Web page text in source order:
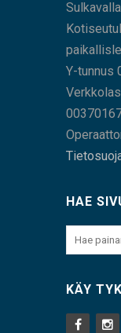
Y-tunnus
HAE
KÄY